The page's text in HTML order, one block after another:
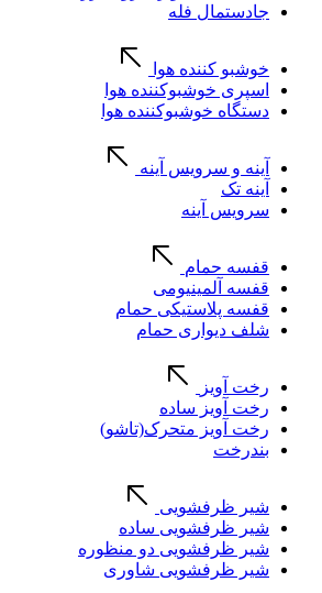
جادستمال فله
خوشبو کننده هوا
اسپری خوشبوکننده هوا
دستگاه خوشبوکننده هوا
آینه و سرویس آینه
آینه تک
سرویس آینه
قفسه حمام
قفسه آلمینیومی
قفسه پلاستیکی حمام
شلف دیواری حمام
رخت آویز
رخت آویز ساده
رخت آویز متحرک(تاشو)
بندرخت
شیر ظرفشویی
شیر ظرفشویی ساده
شیر ظرفشویی دو منظوره
شیر ظرفشویی شاوری